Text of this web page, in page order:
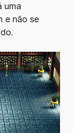
uma
e não se